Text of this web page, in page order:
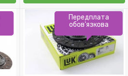
Передплата
обов'язкова